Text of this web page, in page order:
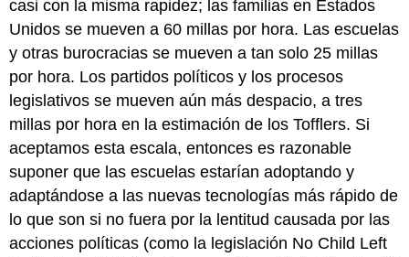
casi con la misma rapidez; las familias en Estados
Unidos se mueven a 60 millas por hora. Las escuelas
y otras burocracias se mueven a tan solo 25 millas
por hora. Los partidos políticos y los procesos
legislativos se mueven aún más despacio, a tres
millas por hora en la estimación de los Tofflers. Si
aceptamos esta escala, entonces es razonable
suponer que las escuelas estarían adoptando y
adaptándose a las nuevas tecnologías más rápido de
lo que son si no fuera por la lentitud causada por las
acciones políticas (como la legislación No Child Left